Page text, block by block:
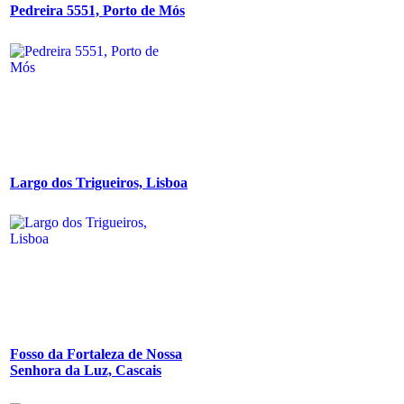
Pedreira 5551, Porto de Mós
Largo dos Trigueiros, Lisboa
Fosso da Fortaleza de Nossa
Senhora da Luz, Cascais